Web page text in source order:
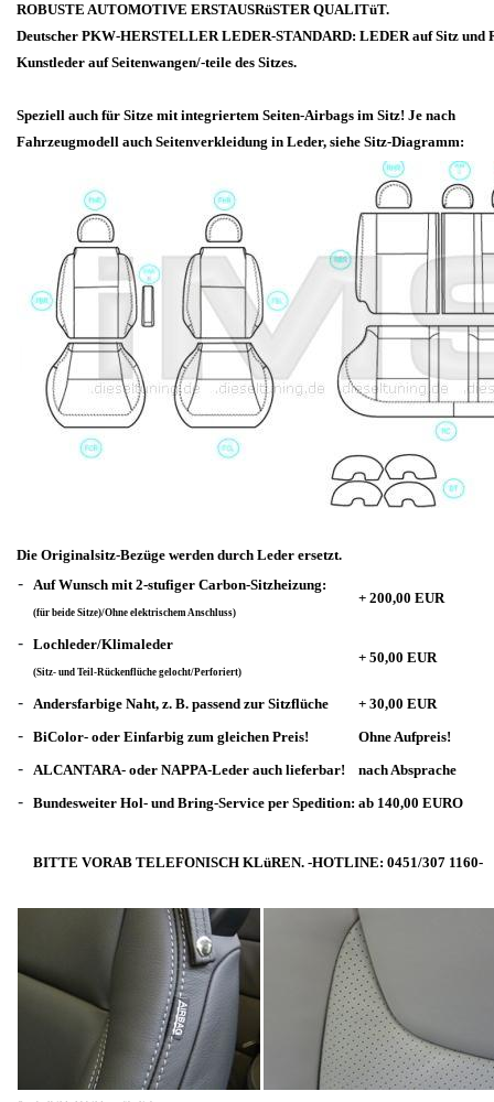
ROBUSTE AUTOMOTIVE ERSTAUSRüSTER QUALITüT.
Deutscher PKW-HERSTELLER LEDER-STANDARD: LEDER auf Sitz und
Kunstleder auf Seitenwangen/-teile des Sitzes.
Speziell auch für Sitze mit integriertem Seiten-Airbags im Sitz! Je nach
Fahrzeugmodell auch Seitenverkleidung in Leder, siehe Sitz-Diagramm:
Die Originalsitz-Bezüge werden durch Leder ersetzt.
- Auf Wunsch mit 2-stufiger Carbon-Sitzheizung:
(für beide Sitze)/Ohne elektrischem Anschluss)
+ 200,00 EUR
- Lochleder/Klimaleder
(Sitz- und Teil-Rückenflüche gelocht/Perforiert)
+ 50,00 EUR
- Andersfarbige Naht, z. B. passend zur Sitzflüche + 30,00 EUR
- BiColor- oder Einfarbig zum gleichen Preis! Ohne Aufpreis!
- ALCANTARA- oder NAPPA-Leder auch lieferbar! nach Absprache
- Bundesweiter Hol- und Bring-Service per Spedition: ab 140,00 EURO
BITTE VORAB TELEFONISCH KLüREN. -HOTLINE: 0451/307 1160-